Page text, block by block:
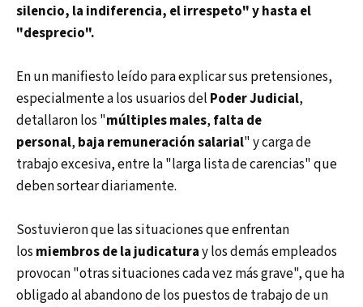
silencio, la indiferencia, el irrespeto" y hasta el
"desprecio".
En un manifiesto leído para explicar sus pretensiones,
especialmente a los usuarios del Poder Judicial,
detallaron los "múltiples males, falta de
personal, baja remuneración salarial" y carga de
trabajo excesiva, entre la "larga lista de carencias" que
deben sortear diariamente.
Sostuvieron que las situaciones que enfrentan
los miembros de la judicaturay los demás empleados
provocan "otras situaciones cada vez más grave", que ha
obligado al abandono de los puestos de trabajo de un